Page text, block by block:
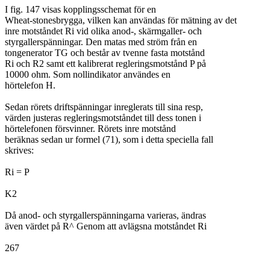
I fig. 147 visas kopplingsschemat för en
Wheat-stonesbrygga, vilken kan användas för mätning av det
inre motståndet Ri vid olika anod-, skärmgaller- och
styrgallerspänningar. Den matas med ström från en
tongenerator TG och består av tvenne fasta motstånd
Ri och R2 samt ett kalibrerat regleringsmotstånd P på
10000 ohm. Som nollindikator användes en
hörtelefon H.
Sedan rörets driftspänningar inreglerats till sina resp,
värden justeras regleringsmotståndet till dess tonen i
hörtelefonen försvinner. Rörets inre motstånd
beräknas sedan ur formel (71), som i detta speciella fall
skrives:
Ri = P
K2
Då anod- och styrgallerspänningarna varieras, ändras
även värdet på R^ Genom att avlägsna motståndet Ri
267